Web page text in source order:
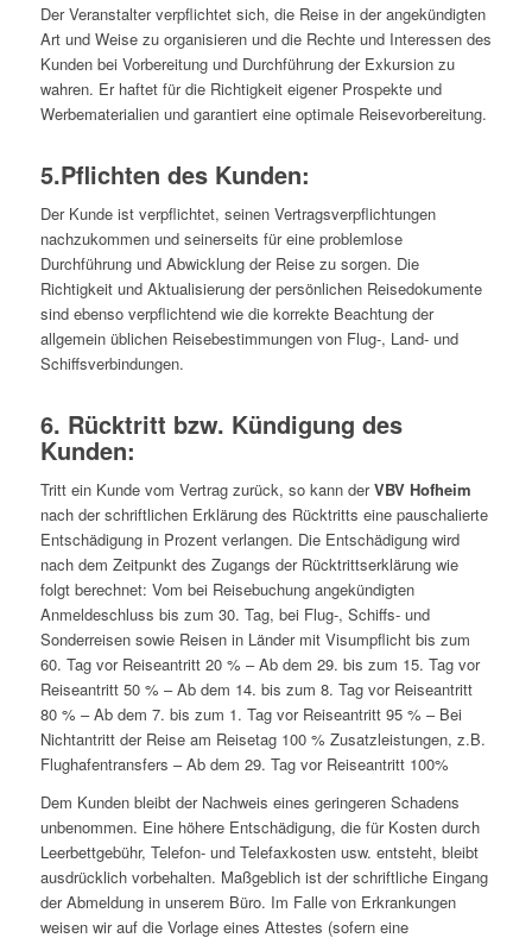
Der Veranstalter verpflichtet sich, die Reise in der angekündigten
Art und Weise zu organisieren und die Rechte und Interessen des
Kunden bei Vorbereitung und Durchführung der Exkursion zu
wahren. Er haftet für die Richtigkeit eigener Prospekte und
Werbematerialien und garantiert eine optimale Reisevorbereitung.
5.Pflichten des Kunden:
Der Kunde ist verpflichtet, seinen Vertragsverpflichtungen
nachzukommen und seinerseits für eine problemlose
Durchführung und Abwicklung der Reise zu sorgen. Die
Richtigkeit und Aktualisierung der persönlichen Reisedokumente
sind ebenso verpflichtend wie die korrekte Beachtung der
allgemein üblichen Reisebestimmungen von Flug-, Land- und
Schiffsverbindungen.
6. Rücktritt bzw. Kündigung des
Kunden:
Tritt ein Kunde vom Vertrag zurück, so kann derVBV Hofheim
nach der schriftlichen Erklärung des Rücktritts eine pauschalierte
Entschädigung in Prozent verlangen. Die Entschädigung wird
nach dem Zeitpunkt des Zugangs der Rücktrittserklärung wie
folgt berechnet: Vom bei Reisebuchung angekündigten
Anmeldeschluss bis zum 30. Tag, bei Flug-, Schiffs- und
Sonderreisen sowie Reisen in Länder mit Visumpflicht bis zum
60. Tag vor Reiseantritt 20 % – Ab dem 29. bis zum 15. Tag vor
Reiseantritt 50 % – Ab dem 14. bis zum 8. Tag vor Reiseantritt
80 % – Ab dem 7. bis zum 1. Tag vor Reiseantritt 95 % – Bei
Nichtantritt der Reise am Reisetag 100 % Zusatzleistungen, z.B.
Flughafentransfers – Ab dem 29. Tag vor Reiseantritt 100%
Dem Kunden bleibt der Nachweis eines geringeren Schadens
unbenommen. Eine höhere Entschädigung, die für Kosten durch
Leerbettgebühr, Telefon- und Telefaxkosten usw. entsteht, bleibt
ausdrücklich vorbehalten. Maßgeblich ist der schriftliche Eingang
der Abmeldung in unserem Büro. Im Falle von Erkrankungen
weisen wir auf die Vorlage eines Attestes (sofern eine